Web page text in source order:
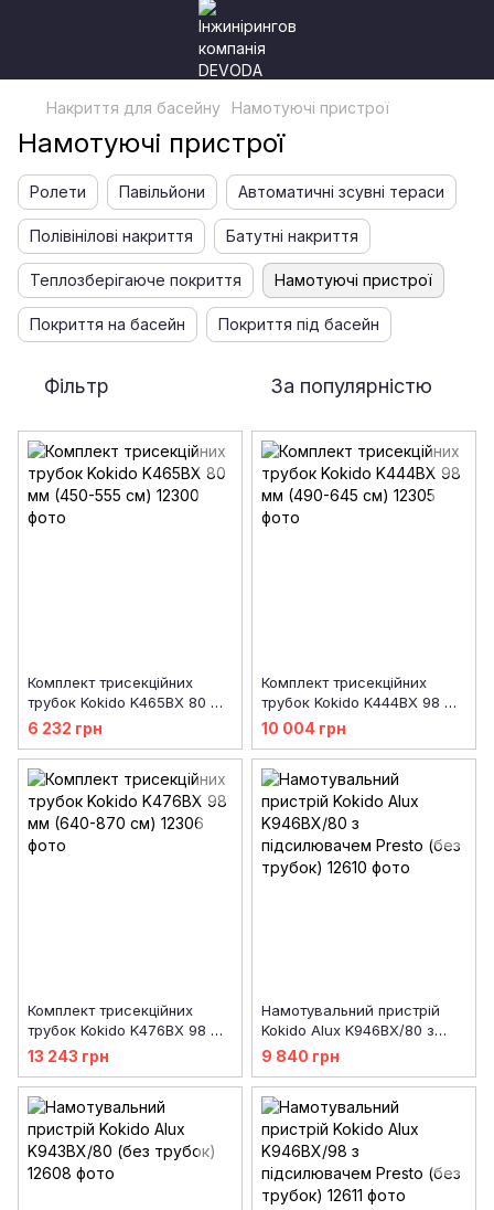
Накриття для басейну Намотуючі пристрої
Намотуючі пристрої
Ролети Павільйони Автоматичні зсувні тераси
Полівінілові накриття Батутні накриття
Теплозберігаюче покриття Намотуючі пристрої
Покриття на басейн Покриття під басейн
Фільтр За популярністю
Комплект трисекційних
трубок Kokido K465BX 80 мм
(450-555 см)
6 232 грн
Комплект трисекційних
трубок Kokido K444BX 98 мм
(490-645 см)
10 004 грн
Комплект трисекційних
трубок Kokido K476BX 98 мм
(640-870 см)
13 243 грн
Намотувальний пристрій
Kokido Alux K946BX/80 з
підсилювачем Presto (без
9 840 грн